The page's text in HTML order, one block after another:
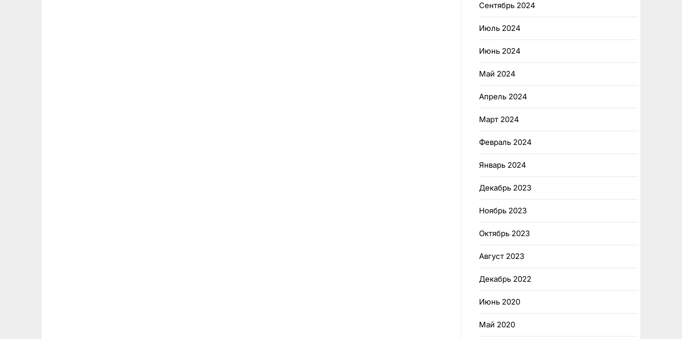
Сентябрь 2024
Июль 2024
Июнь 2024
Май 2024
Апрель 2024
Март 2024
Февраль 2024
Январь 2024
Декабрь 2023
Ноябрь 2023
Октябрь 2023
Август 2023
Декабрь 2022
Июнь 2020
Май 2020